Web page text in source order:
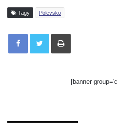
Tagy Polevsko
Tisknout
[banner